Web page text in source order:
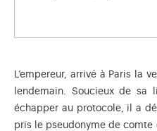
L’empereur, arrivé à Paris la
lendemain. Soucieux de sa
échapper au protocole, il a
pris le pseudonyme de comte